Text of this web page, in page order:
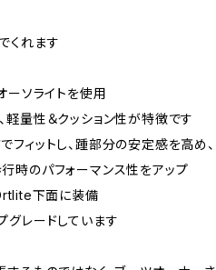
くれます
ソライトを使用
軽量性＆クッション性が特徴です
フィットし、踵部分の安定感を高め、
時のパフォーマンス性をアップ
Ortlite下面に装備
グレードしています